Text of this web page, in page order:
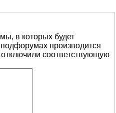
в которых будет
производится
соответствующую